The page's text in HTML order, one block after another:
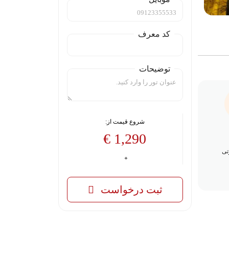
کد معرف
توضیحات
شروع قیمت از:
1,290 €
ثبت درخواست